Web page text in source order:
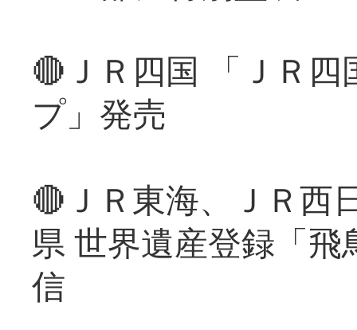
🔴ＪＲ四国 「ＪＲ
プ」発売
🔴ＪＲ東海、ＪＲ西
県 世界遺産登録「
信